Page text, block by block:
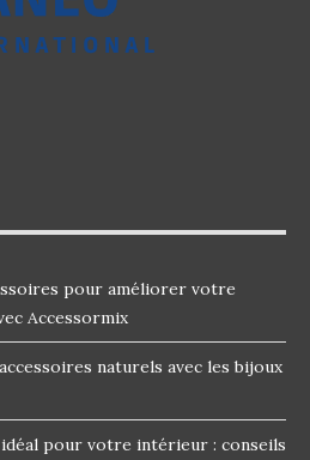
pour améliorer votre
Accessormix
naturels avec les bijoux
pour votre intérieur : conseils